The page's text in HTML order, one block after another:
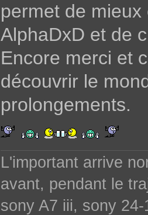
permet de
AlphaDxD et de
Encore merci et
découvrir le
prolongements.
L'important arrive
avant, pendant le
sony A7 iii, sony